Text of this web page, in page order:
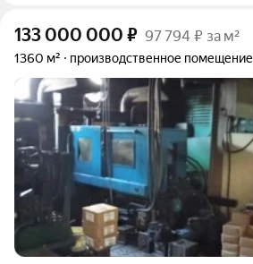
133 000 000 ₽ 97 794 ₽ за м²
1360 м² производственное помещение